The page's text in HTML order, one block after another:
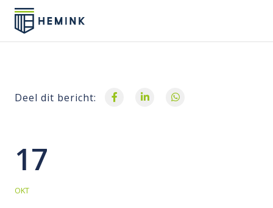
Deel dit bericht:
17
OKT